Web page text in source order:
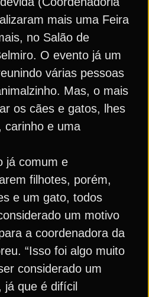
mais uma Feira
no Salão de
O evento já um
várias pessoas
Mas, o mais
os cães e gatos, lhes
carinho e uma
já comum e
filhotes, porém,
e um gato, todos
um motivo
a coordenadora da
“Isso foi algo muito
considerado um
que é difícil